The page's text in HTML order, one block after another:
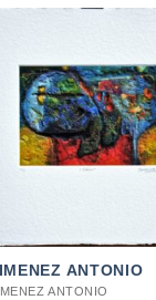
ANTONIO
ANTONIO